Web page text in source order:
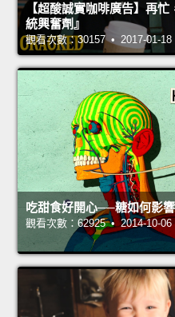
【超酸誠實咖啡廣告】再
統興奮劑』
觀看次數：30157 • 2017-01-18
吃甜食好開心──糖如何影
觀看次數：62925 • 2014-10-06